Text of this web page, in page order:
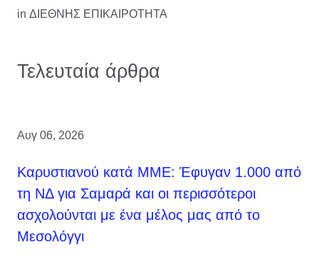
in ΔΙΕΘΝΗΣ ΕΠΙΚΑΙΡΟΤΗΤΑ
Τελευταία άρθρα
Αυγ 06, 2026
Καρυστιανού κατά ΜΜΕ: Έφυγαν 1.000 από
τη ΝΔ για Σαμαρά και οι περισσότεροι
ασχολούνται με ένα μέλος μας από το
Μεσολόγγι